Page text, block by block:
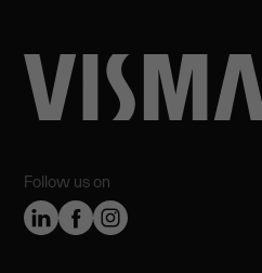
Follow us on